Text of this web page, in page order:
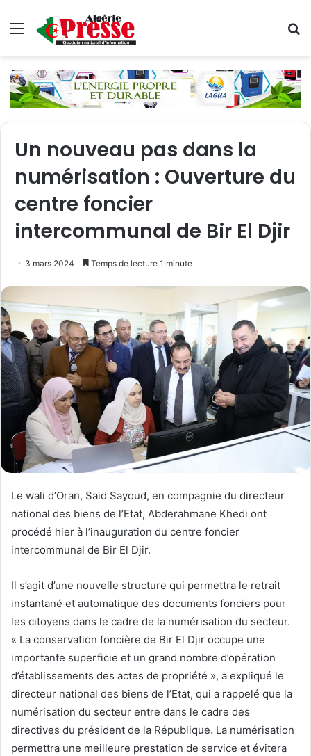
Menu
Un nouveau pas dans la
numérisation : Ouverture du
centre foncier
intercommunal de Bir El Djir
3 mars 2024 Temps de lecture 1 minute
Le wali d’Oran, Said Sayoud, en compagnie du directeur
national des biens de l’Etat, Abderahmane Khedi ont
procédé hier à l’inauguration du centre foncier
intercommunal de Bir El Djir.
Il s’agit d’une nouvelle structure qui permettra le retrait
instantané et automatique des documents fonciers pour
les citoyens dans le cadre de la numérisation du secteur.
« La conservation foncière de Bir El Djir occupe une
importante superficie et un grand nombre d’opération
d’établissements des actes de propriété », a expliqué le
directeur national des biens de l’Etat, qui a rappelé que la
numérisation du secteur entre dans le cadre des
directives du président de la République. La numérisation
permettra une meilleure prestation de service et évitera